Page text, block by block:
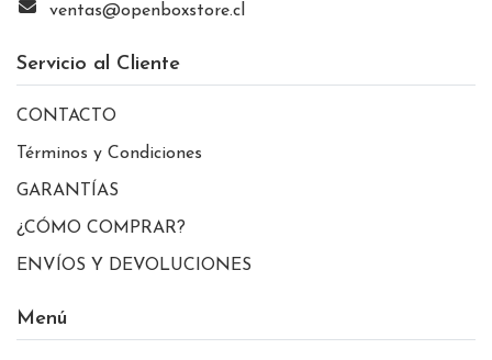
ventas@openboxstore.cl
Servicio al Cliente
CONTACTO
Términos y Condiciones
GARANTÍAS
¿CÓMO COMPRAR?
ENVÍOS Y DEVOLUCIONES
Menú